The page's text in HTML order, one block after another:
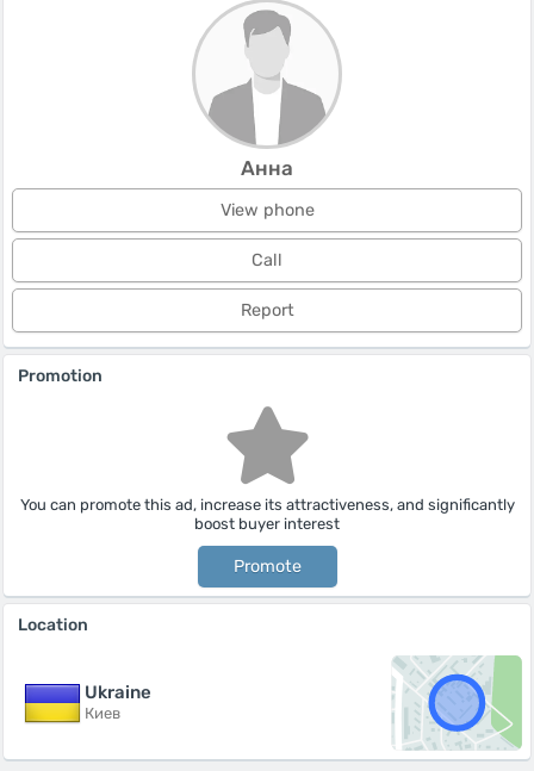
Анна
View phone
Call
Report
Promotion
You can promote this ad, increase its attractiveness, and significantly
boost buyer interest
Promote
Location
Ukraine
Киев